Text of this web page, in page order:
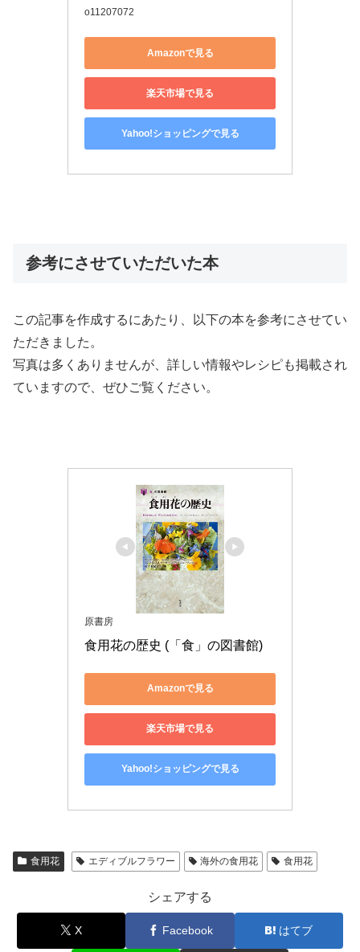
o11207072
Amazonで見る
楽天市場で見る
Yahoo!ショッピングで見る
参考にさせていただいた本
この記事を作成するにあたり、以下の本を参考にさせてい
ただきました。
写真は多くありませんが、詳しい情報やレシピも掲載され
ていますので、ぜひご覧ください。
原書房
食用花の歴史 (「食」の図書館)
Amazonで見る
楽天市場で見る
Yahoo!ショッピングで見る
食用花 エディブルフラワー 海外の食用花 食用花
シェアする
X Facebook はてブ